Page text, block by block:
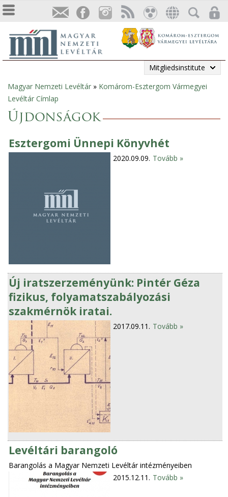
Mitgliedsinstitute
Sie
sind
Magyar Nemzeti Levéltár » Komárom-Esztergom Vármegyei
Levéltár Címlap
Újdonságok
Esztergomi Ünnepi Könyvhét
2020.09.09. Tovább »
Új iratszerzeményünk: Pintér Géza
fizikus, folyamatszabályozási
szakmérnök iratai.
2017.09.11. Tovább »
Levéltári barangoló
Barangolás a Magyar Nemzeti Levéltár intézményeiben
2015.12.11. Tovább »